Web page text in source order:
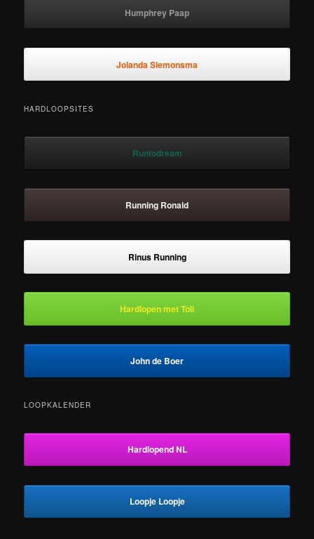
Humphrey Paap
Jolanda Siemonsma
HARDLOOPSITES
Runtodream
Running Ronald
Rinus Running
Hardlopen met Toli
John de Boer
LOOPKALENDER
Hardlopend NL
Loopje Loopje